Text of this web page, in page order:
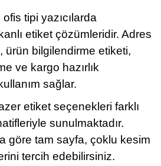
tipi yazıcılarda
etiket çözümleridir. Adres
ürün bilgilendirme etiketi,
ve kargo hazırlık
sağlar.
etiket seçenekleri farklı
sunulmaktadır.
göre tam sayfa, çoklu kesim
tercih edebilirsiniz.